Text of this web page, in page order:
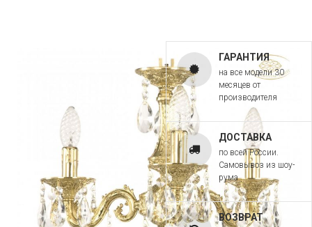
ГАРАНТИЯ
на все модели 30
месяцев от
производителя
ДОСТАВКА
по всей России.
Самовывоз из шоу-
рума
ВОЗВРАТ